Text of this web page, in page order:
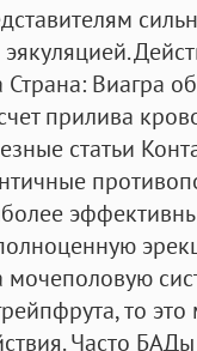
Виагра
прилива
статьи
мочеполовую
то
Часто